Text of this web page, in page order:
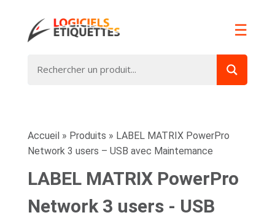
☰
Accueil » Produits » LABEL MATRIX PowerPro
Network 3 users – USB avec Maintemance
LABEL MATRIX PowerPro
Network 3 users - USB